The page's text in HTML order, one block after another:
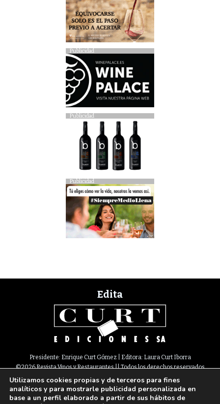
Publicidad
Publicidad
Publicidad
Edita
Presidente: Enrique Curt Gómez | Editora: Laura Curt Iborra
©2026 Revista Vinos y Restaurantes || Todos los derechos reservados
Newsletter Nota legal Política de Cookies Suscripción
Contacto
Paseo de Gracia, 63. 1º 2ª. 08008 Barcelona |933 180 101¦ Fax 933 183 505
Utilizamos cookies propias y de terceros para fines
analíticos y para mostrarle publicidad personalizada en
base a un perfil elaborado a partir de sus hábitos de